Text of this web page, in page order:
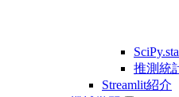
推測統
Streamlit紹介